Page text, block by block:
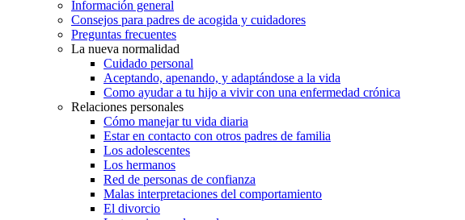
Información general
Consejos para padres de acogida y cuidadores
Preguntas frecuentes
La nueva normalidad
Cuidado personal
Aceptando, apenando, y adaptándose a la vida
Como ayudar a tu hijo a vivir con una enfermedad crónica
Relaciones personales
Cómo manejar tu vida diaria
Estar en contacto con otros padres de familia
Los adolescentes
Los hermanos
Red de personas de confianza
Malas interpretaciones del comportamiento
El divorcio